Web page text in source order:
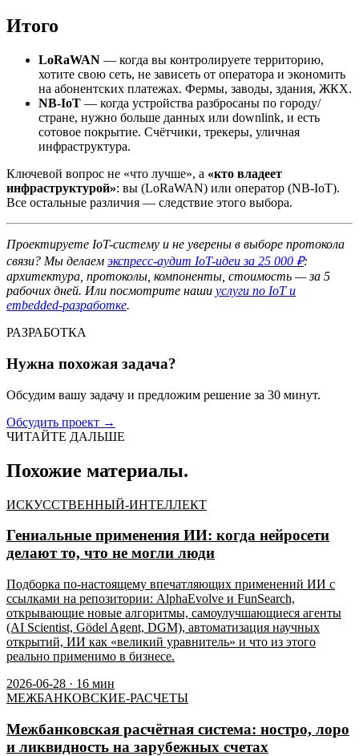
Итого
LoRaWAN — когда вы контролируете территорию,
хотите свою сеть, не зависеть от оператора и экономить
на абонентских платежах. Фермы, заводы, здания, ЖКХ.
NB-IoT — когда устройства разбросаны по городу/
стране, нужно больше данных или downlink, и есть
сотовое покрытие. Счётчики, трекеры, уличная
инфраструктура.
Ключевой вопрос не «что лучше», а «кто владеет
инфраструктурой»: вы (LoRaWAN) или оператор (NB-IoT).
Все остальные различия — следствие этого выбора.
Проектируете IoT-систему и не уверены в выборе протокола
связи? Мы делаем экспресс-аудит IoT-идеи за 25 000 ₽:
архитектура, протоколы, компоненты, стоимость — за 5
рабочих дней. Или посмотрите наши услуги по IoT и
embedded-разработке.
РАЗРАБОТКА
Нужна похожая задача?
Обсудим вашу задачу и предложим решение за 30 минут.
Обсудить проект →
ЧИТАЙТЕ ДАЛЬШЕ
Похожие материалы.
ИСКУССТВЕННЫЙ-ИНТЕЛЛЕКТ
Гениальные применения ИИ: когда нейросети
делают то, что не могли люди
Подборка по-настоящему впечатляющих применений ИИ с
ссылками на репозитории: AlphaEvolve и FunSearch,
открывающие новые алгоритмы, самоулучшающиеся агенты
(AI Scientist, Gödel Agent, DGM), автоматизация научных
открытий, ИИ как «великий уравнитель» и что из этого
реально применимо в бизнесе.
2026-06-28 · 16 мин
МЕЖБАНКОВСКИЕ-РАСЧЕТЫ
Межбанковская расчётная система: ностро, лоро
и ликвидность на зарубежных счетах